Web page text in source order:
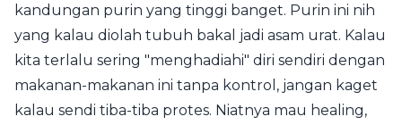
kandungan purin yang tinggi banget. Purin ini nih
yang kalau diolah tubuh bakal jadi asam urat. Kalau
kita terlalu sering "menghadiahi" diri sendiri dengan
makanan-makanan ini tanpa kontrol, jangan kaget
kalau sendi tiba-tiba protes. Niatnya mau healing,